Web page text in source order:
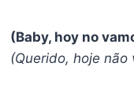
(Baby, hoy no
(Querido, hoje não